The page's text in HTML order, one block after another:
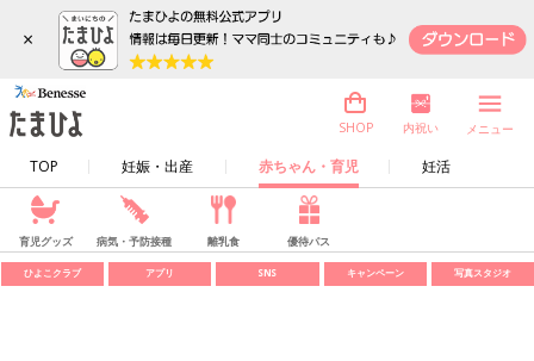
×
TOP 妊娠・出産 赤ちゃん・育児 妊活
SHOP 内祝い メニュー
育児グッズ 病気・予防接種 離乳食 優待パス
ひよこクラブ アプリ SNS キャンペーン 写真スタジオ